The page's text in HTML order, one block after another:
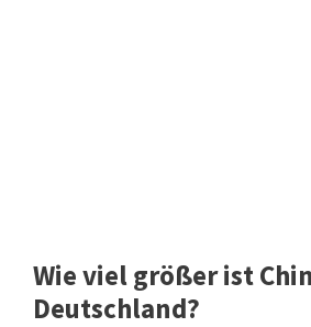
Wie viel größer ist
Deutschland?